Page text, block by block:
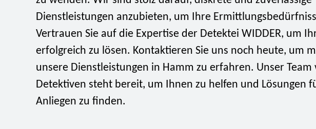
Dienstleistungen anzubieten, um Ihre
Vertrauen Sie auf die Expertise der Detektei WIDDER, um
erfolgreich zu lösen. Kontaktieren Sie uns noch heute, um
unsere Dienstleistungen in Hamm zu erfahren. Unser Team
Detektiven steht bereit, um Ihnen zu helfen und Lösungen
Anliegen zu finden.